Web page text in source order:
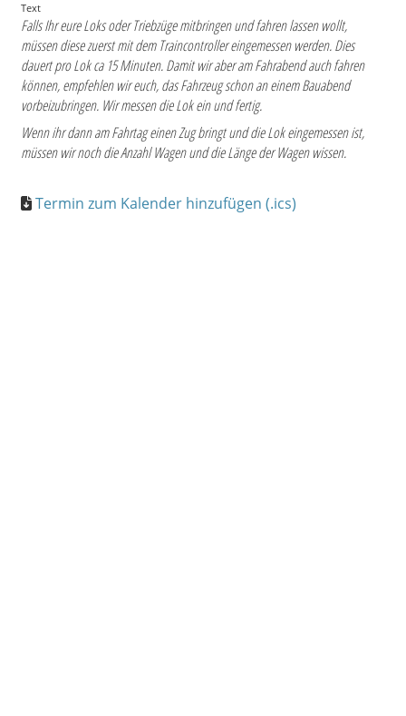
Text
Falls Ihr eure Loks oder Triebzüge mitbringen und fahren lassen wollt,
müssen diese zuerst mit dem Traincontroller eingemessen werden. Dies
dauert pro Lok ca 15 Minuten. Damit wir aber am Fahrabend auch fahren
können, empfehlen wir euch, das Fahrzeug schon an einem Bauabend
vorbeizubringen. Wir messen die Lok ein und fertig.
Wenn ihr dann am Fahrtag einen Zug bringt und die Lok eingemessen ist,
müssen wir noch die Anzahl Wagen und die Länge der Wagen wissen.
Termin zum Kalender hinzufügen (.ics)